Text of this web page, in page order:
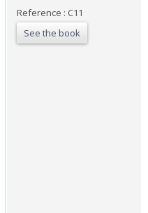
Reference : C11
See the book